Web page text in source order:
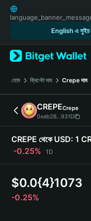
English
日本語
Русский
Español (Latinoamérica)
Türkçe
Italiano
Deutsch
简体中文
繁體中文
Português (Portugal)
Bahasa Indonesia
Español
English এ সুইচ
হোম ক্রিপ্টো দাম Crepe দাম
CREPECrepe
0xeb2B...931D
CREPE থেকে USD: 1
-0.25%
1D
$0.0{4}1073
-0.25%